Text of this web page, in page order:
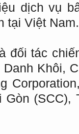
dịch vụ
tại Việt Nam.
đối tác
Khôi,
(SCC),